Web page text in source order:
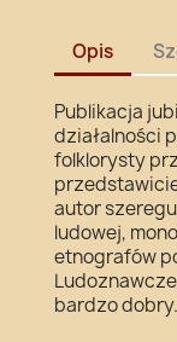
Opis
Publikacja
działalności
folklorysty
autor
ludowej,
etnografów
bardzo dobry.